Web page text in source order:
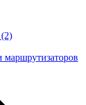
(2)
маршрутизаторов